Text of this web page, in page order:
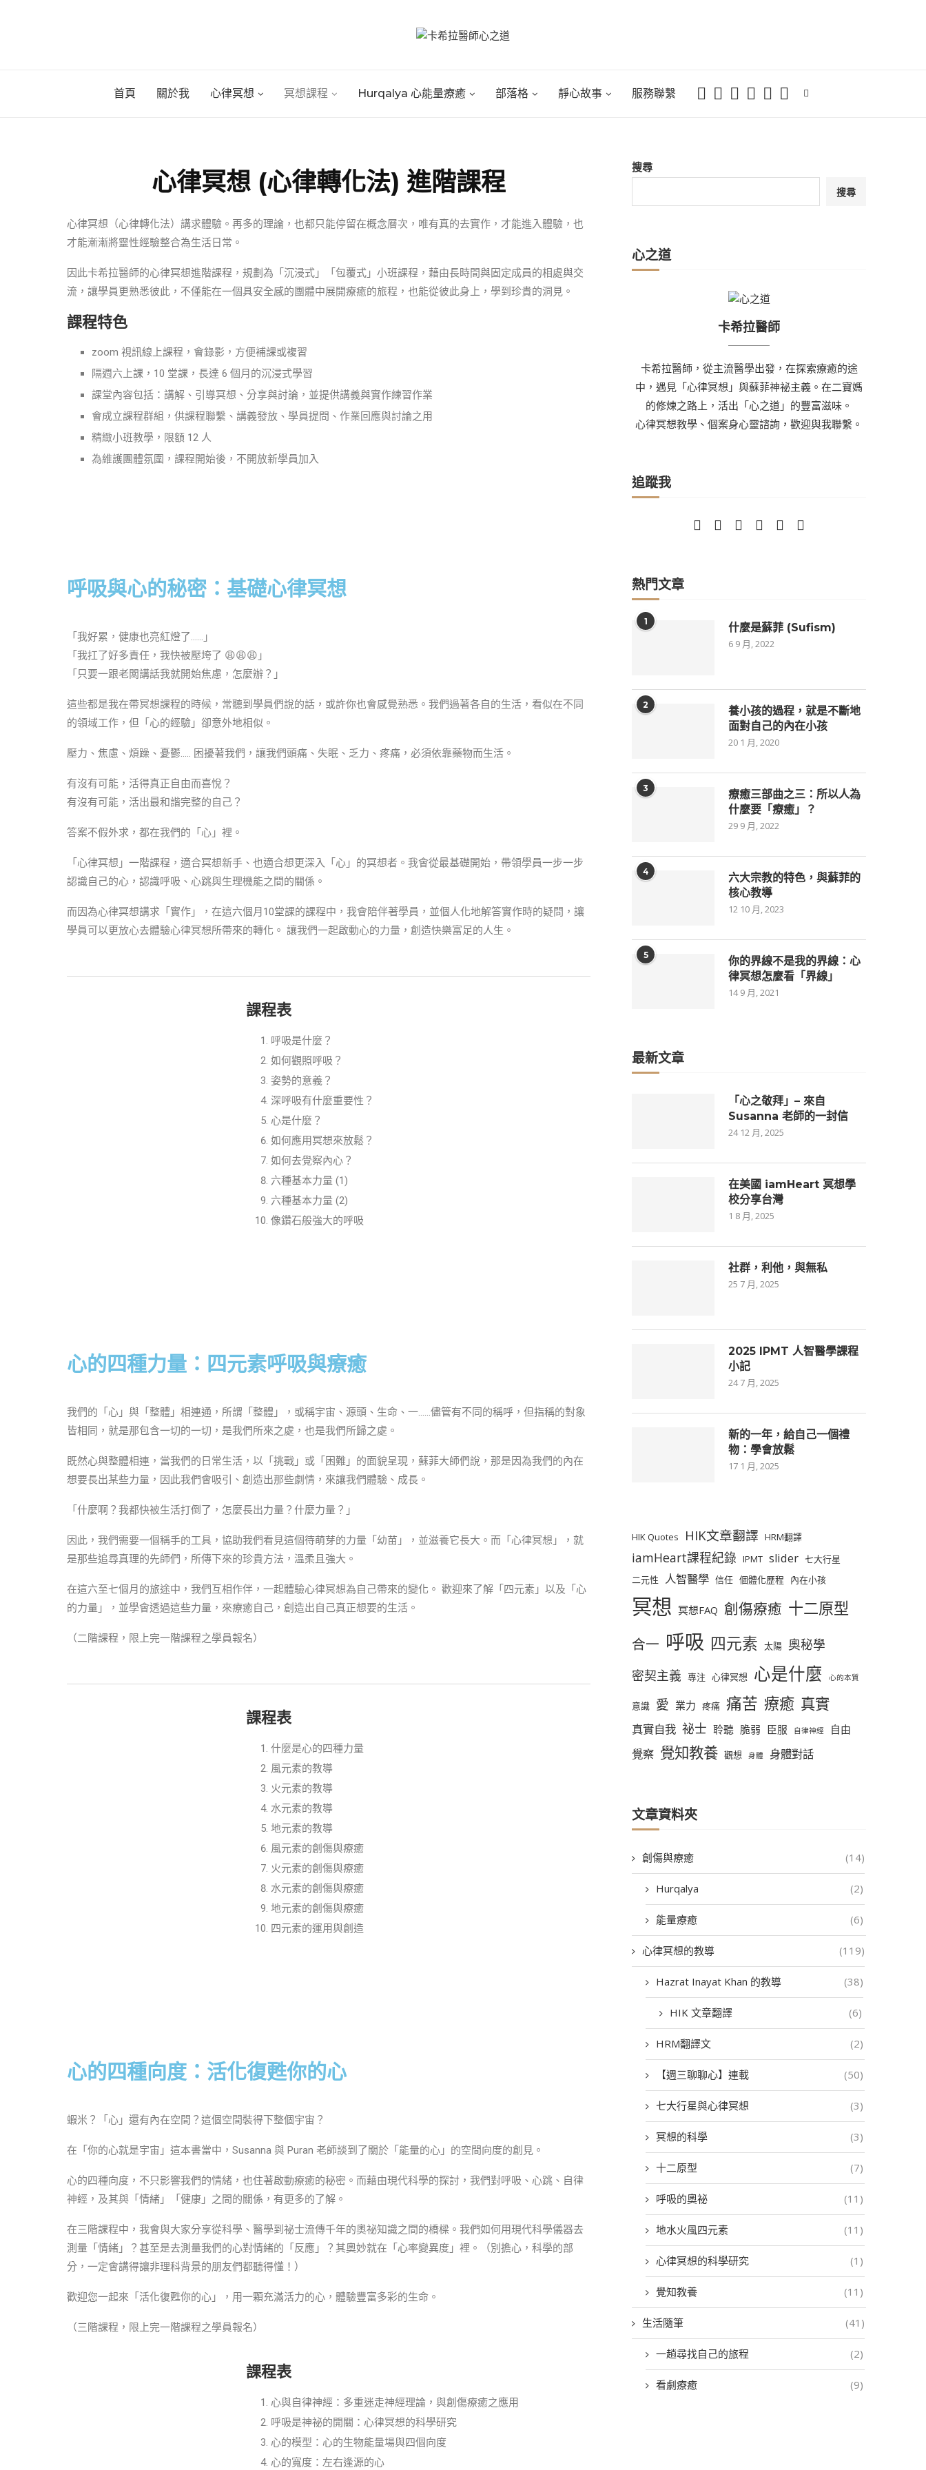
首頁 關於我 心律冥想 冥想課程 Hurqalya 心能量療癒 部落格 靜心故事 服務聯繫
心律冥想 (心律轉化法) 進階課程
心律冥想（心律轉化法）講求體驗。再多的理論，也都只能停留在概念層次，唯有真的去實作，才能進入體驗，也
才能漸漸將靈性經驗整合為生活日常。
因此卡希拉醫師的心律冥想進階課程，規劃為「沉浸式」「包覆式」小班課程，藉由長時間與固定成員的相處與交
流，讓學員更熟悉彼此，不僅能在一個具安全感的團體中展開療癒的旅程，也能從彼此身上，學到珍貴的洞見。
課程特色
zoom 視訊線上課程，會錄影，方便補課或複習
隔週六上課，10 堂課，長達 6 個月的沉浸式學習
課堂內容包括：講解、引導冥想、分享與討論，並提供講義與實作練習作業
會成立課程群組，供課程聯繫、講義發放、學員提問、作業回應與討論之用
精緻小班教學，限額 12 人
為維護團體氛圍，課程開始後，不開放新學員加入
呼吸與心的秘密：基礎心律冥想
「我好累，健康也亮紅燈了……」
「我扛了好多責任，我快被壓垮了 😩😩😩」
「只要一跟老闆講話我就開始焦慮，怎麼辦？」
這些都是我在帶冥想課程的時候，常聽到學員們說的話，或許你也會感覺熟悉。我們過著各自的生活，看似在不同
的領域工作，但「心的經驗」卻意外地相似。
壓力、焦慮、煩躁、憂鬱….. 困擾著我們，讓我們頭痛、失眠、乏力、疼痛，必須依靠藥物而生活。
有沒有可能，活得真正自由而喜悅？
有沒有可能，活出最和諧完整的自己？
答案不假外求，都在我們的「心」裡。
「心律冥想」一階課程，適合冥想新手、也適合想更深入「心」的冥想者。我會從最基礎開始，帶領學員一步一步
認識自己的心，認識呼吸、心跳與生理機能之間的關係。
而因為心律冥想講求「實作」，在這六個月10堂課的課程中，我會陪伴著學員，並個人化地解答實作時的疑問，讓
學員可以更放心去體驗心律冥想所帶來的轉化。 讓我們一起啟動心的力量，創造快樂富足的人生。
課程表
呼吸是什麼？
如何觀照呼吸？
姿勢的意義？
深呼吸有什麼重要性？
心是什麼？
如何應用冥想來放鬆？
如何去覺察內心？
六種基本力量 (1)
六種基本力量 (2)
像鑽石般強大的呼吸
心的四種力量：四元素呼吸與療癒
我們的「心」與「整體」相連通，所謂「整體」，或稱宇宙、源頭、生命、一……儘管有不同的稱呼，但指稱的對象
皆相同，就是那包含一切的一切，是我們所來之處，也是我們所歸之處。
既然心與整體相連，當我們的日常生活，以「挑戰」或「困難」的面貌呈現，蘇菲大師們說，那是因為我們的內在
想要長出某些力量，因此我們會吸引、創造出那些劇情，來讓我們體驗、成長。
「什麼啊？我都快被生活打倒了，怎麼長出力量？什麼力量？」
因此，我們需要一個稱手的工具，協助我們看見這個待萌芽的力量「幼苗」，並滋養它長大。而「心律冥想」，就
是那些追尋真理的先師們，所傳下來的珍貴方法，溫柔且強大。
在這六至七個月的旅途中，我們互相作伴，一起體驗心律冥想為自己帶來的變化。 歡迎來了解「四元素」以及「心
的力量」，並學會透過這些力量，來療癒自己，創造出自己真正想要的生活。
（二階課程，限上完一階課程之學員報名）
課程表
什麼是心的四種力量
風元素的教導
火元素的教導
水元素的教導
地元素的教導
風元素的創傷與療癒
火元素的創傷與療癒
水元素的創傷與療癒
地元素的創傷與療癒
四元素的運用與創造
心的四種向度：活化復甦你的心
蝦米？「心」還有內在空間？這個空間裝得下整個宇宙？
在「你的心就是宇宙」這本書當中，Susanna 與 Puran 老師談到了關於「能量的心」的空間向度的創見。
心的四種向度，不只影響我們的情緒，也住著啟動療癒的秘密。而藉由現代科學的探討，我們對呼吸、心跳、自律
神經，及其與「情緒」「健康」之間的關係，有更多的了解。
在三階課程中，我會與大家分享從科學、醫學到祕士流傳千年的奧祕知識之間的橋樑。我們如何用現代科學儀器去
測量「情緒」？甚至是去測量我們的心對情緒的「反應」？其奧妙就在「心率變異度」裡。（別擔心，科學的部
分，一定會講得讓非理科背景的朋友們都聽得懂！）
歡迎您一起來「活化復甦你的心」，用一顆充滿活力的心，體驗豐富多彩的生命。
（三階課程，限上完一階課程之學員報名）
課程表
心與自律神經：多重迷走神經理論，與創傷療癒之應用
呼吸是神祕的開關：心律冥想的科學研究
心的模型：心的生物能量場與四個向度
心的寬度：左右逢源的心
搜尋
搜尋
心之道
卡希拉醫師
卡希拉醫師，從主流醫學出發，在探索療癒的途
中，遇見「心律冥想」與蘇菲神祕主義。在二寶媽
的修煉之路上，活出「心之道」的豐富滋味。
心律冥想教學、個案身心靈諮詢，歡迎與我聯繫。
追蹤我
熱門文章
1 什麼是蘇菲 (Sufism)
6 9 月, 2022
2
養小孩的過程，就是不斷地
面對自己的內在小孩
20 1 月, 2020
3
療癒三部曲之三：所以人為
什麼要「療癒」？
29 9 月, 2022
4
六大宗教的特色，與蘇菲的
核心教導
12 10 月, 2023
5
你的界線不是我的界線：心
律冥想怎麼看「界線」
14 9 月, 2021
最新文章
「心之敬拜」– 來自
Susanna 老師的一封信
24 12 月, 2025
在美國 iamHeart 冥想學
校分享台灣
1 8 月, 2025
社群，利他，與無私
25 7 月, 2025
2025 IPMT 人智醫學課程
小記
24 7 月, 2025
新的一年，給自己一個禮
物：學會放鬆
17 1 月, 2025
HIK Quotes HIK文章翻譯 HRM翻譯
iamHeart課程紀錄 IPMT slider 七大行星
二元性
人智醫學 信任 個體化歷程 內在小孩
冥想 冥想FAQ 創傷療癒 十二原型
合一 呼吸 四元素 太陽 奧秘學
密契主義 專注 心律冥想 心是什麼 心的本質
意識 愛 業力 疼痛 痛苦 療癒 真實
真實自我 祕士 聆聽 脆弱 臣服 自律神經 自由
覺察 覺知教養 觀想 身體 身體對話
文章資料夾
創傷與療癒 (14)
Hurqalya (2)
能量療癒 (6)
心律冥想的教導 (119)
Hazrat Inayat Khan 的教導 (38)
HIK 文章翻譯 (6)
HRM翻譯文 (2)
【週三聊聊心】連載 (50)
七大行星與心律冥想 (3)
冥想的科學 (3)
十二原型 (7)
呼吸的奧祕 (11)
地水火風四元素 (11)
心律冥想的科學研究 (1)
覺知教養 (11)
生活隨筆 (41)
一趟尋找自己的旅程 (2)
看劇療癒 (9)